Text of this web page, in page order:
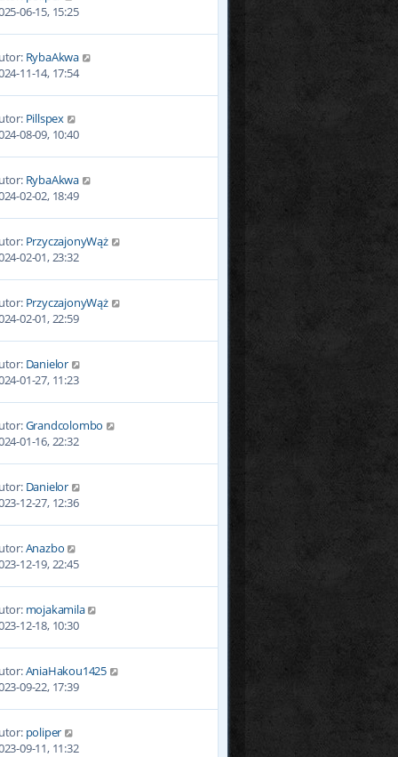
06-15, 15:25
RybaAkwa
11-14, 17:54
Pillspex
08-09, 10:40
RybaAkwa
02-02, 18:49
PrzyczajonyWąż
02-01, 23:32
PrzyczajonyWąż
02-01, 22:59
Danielor
01-27, 11:23
Grandcolombo
01-16, 22:32
Danielor
12-27, 12:36
Anazbo
12-19, 22:45
mojakamila
12-18, 10:30
AniaHakou1425
09-22, 17:39
poliper
09-11, 11:32